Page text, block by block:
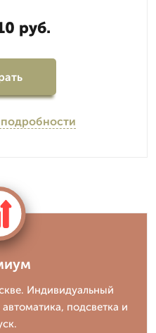
руб.
подробности
Индивидуальный
подсветка и